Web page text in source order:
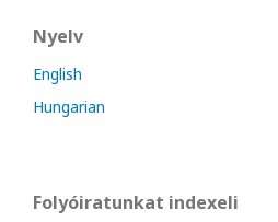
Nyelv
English
Hungarian
Folyóiratunkat indexeli